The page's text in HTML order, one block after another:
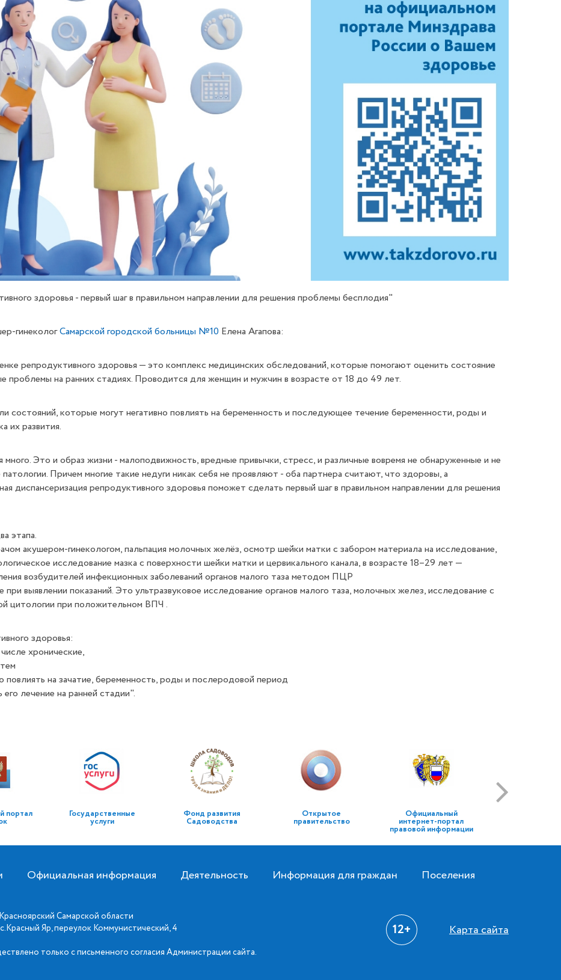
здоровья - первый шаг в правильном направлении для решения проблемы бесплодия"
гинекологСамарской городской больницы №10 Елена Агапова:
репродуктивного здоровья — это комплекс медицинских обследований, которые помогают оценить состояние
проблемы на ранних стадиях. Проводится для женщин и мужчин в возрасте от 18 до 49 лет.
состояний, которые могут негативно повлиять на беременность и последующее течение беременности, роды и
их развития.
Это и образ жизни - малоподвижность, вредные привычки, стресс, и различные вовремя не обнаруженные и не
Причем многие такие недуги никак себя не проявляют - оба партнера считают, что здоровы, а
диспансеризация репродуктивного здоровья поможет сделать первый шаг в правильном направлении для решения
этапа.
акушером-гинекологом, пальпация молочных желёз, осмотр шейки матки с забором материала на исследование,
исследование мазка с поверхности шейки матки и цервикального канала, в возрасте 18–29 лет —
возбудителей инфекционных заболеваний органов малого таза методом ПЦР
выявлении показаний. Это ультразвуковое исследование органов малого таза, молочных желез, исследование с
цитологии при положительном ВПЧ .
здоровья:
хронические,
повлиять на зачатие, беременность, роды и послеродовой период
лечение на ранней стадии".
портал Государственные
услуги
Фонд развития
Садоводства
Открытое
правительство
Официальный
интернет-портал
правовой информации
Официальная информация Деятельность Информация для граждан Поселения
Самарской области
Яр, переулок Коммунистический, 4
только с письменного согласия Администрации сайта.
12+ Карта сайта